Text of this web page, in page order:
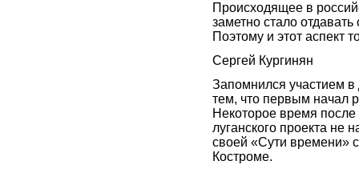
Происходящее в
заметно стало
Поэтому и этот аспект
Сергей Кургинян
Запомнился участием
тем, что первым начал
Некоторое время
луганского проекта не
своей «Сути времени»
Костроме.